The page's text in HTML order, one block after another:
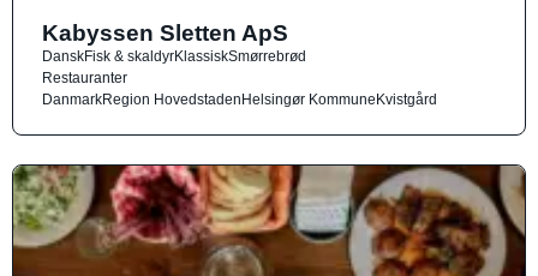
Kabyssen Sletten ApS
DanskFisk & skaldyrKlassiskSmørrebrød
Restauranter
DanmarkRegion HovedstadenHelsingør KommuneKvistgård